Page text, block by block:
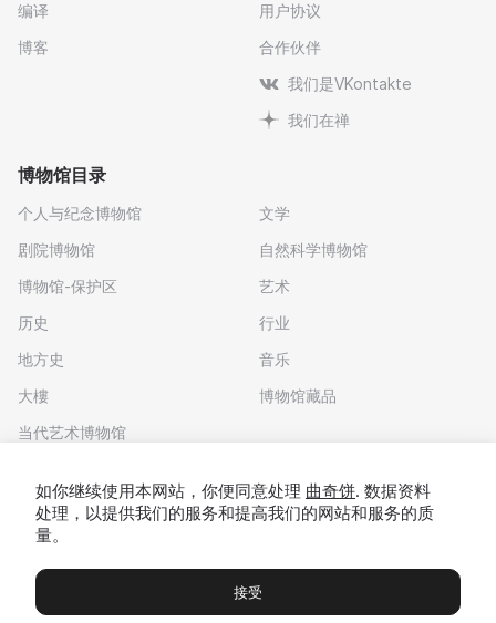
编译
博客
用户协议
合作伙伴
我们是VKontakte
我们在禅
博物馆目录
个人与纪念博物馆
剧院博物馆
博物馆-保护区
历史
地方史
大樓
当代艺术博物馆
文学
自然科学博物馆
艺术
行业
音乐
博物馆藏品
博物馆 展览及展览 Чаты Вы
如你继续使用本网站，你便同意处理 曲奇饼. 数据资料
处理，以提供我们的服务和提高我们的网站和服务的质
量。
接受